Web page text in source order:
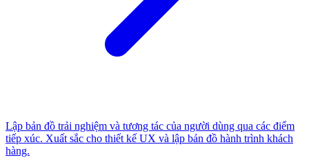
Lập bản đồ trải nghiệm và tương tác của người dùng qua các điểm
tiếp xúc. Xuất sắc cho thiết kế UX và lập bản đồ hành trình khách
hàng.